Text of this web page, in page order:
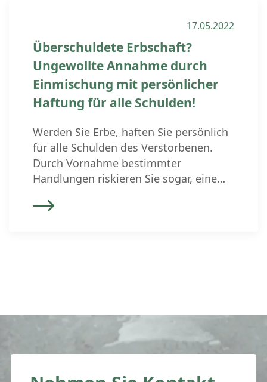
17.05.2022
Überschuldete Erbschaft?
Ungewollte Annahme durch
Einmischung mit persönlicher
Haftung für alle Schulden!
Werden Sie Erbe, haften Sie persönlich
für alle Schulden des Verstorbenen.
Durch Vornahme bestimmter
Handlungen riskieren Sie sogar, eine
anzunehmen – und haften dann für alle